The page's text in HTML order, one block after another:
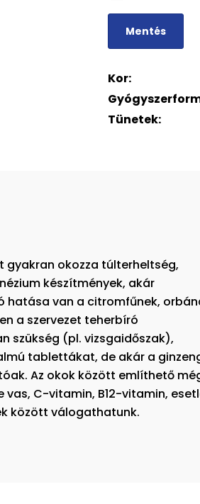
Mentés
Kor:
Tünetek:
okozza túlterheltség,
készítmények, akár
hatása van a citromfűnek,
a szervezet teherbíró
szükség (pl. vizsgaidőszak),
tablettákat, de akár a
Az okok között említhető
vas, C-vitamin, B12-vitamin,
között válogathatunk.